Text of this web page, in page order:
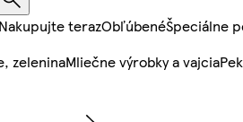
Nakupujte terazObľúbenéŠpeciálne
zeleninaMliečne výrobky a vajcia